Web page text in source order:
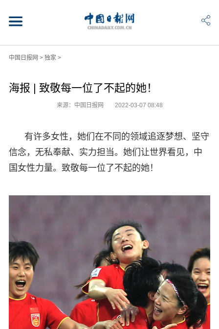
中国日报网 > 独家>
海报 | 致敬每一位了不起的她！
来源：中国日报网 2022-03-07 08:48
有许多女性，她们在不同的领域追逐梦想、坚守
信念，无私奉献、实力担当。她们让世界看见，中
国女性力量。致敬每一位了不起的她！